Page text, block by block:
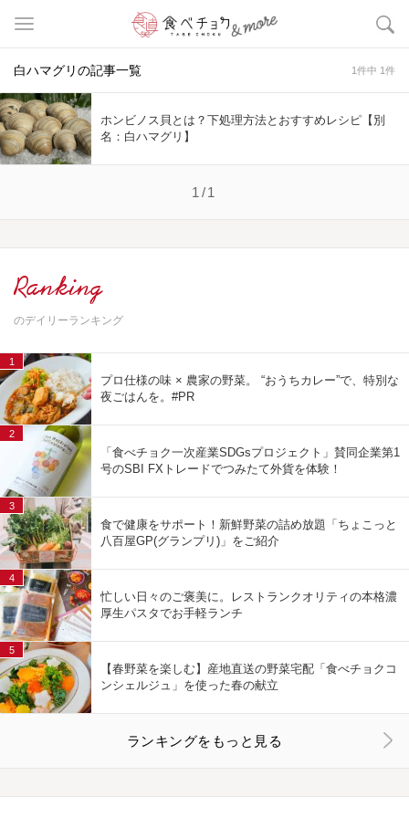
白ハマグリの記事一覧 1件中 1件
ホンビノス貝とは？下処理方法とおすすめレシピ【別
名：白ハマグリ】
1/1
Ranking
のデイリーランキング
プロ仕様の味 × 農家の野菜。 “おうちカレー”で、特別な
夜ごはんを。#PR
1
「食べチョク一次産業SDGsプロジェクト」賛同企業第1
号のSBI FXトレードでつみたて外貨を体験！
2
食で健康をサポート！新鮮野菜の詰め放題「ちょこっと
八百屋GP(グランプリ)」をご紹介
3
忙しい日々のご褒美に。レストランクオリティの本格濃
厚生パスタでお手軽ランチ
4
【春野菜を楽しむ】産地直送の野菜宅配「食べチョクコ
ンシェルジュ」を使った春の献立
5
ランキングをもっと見る